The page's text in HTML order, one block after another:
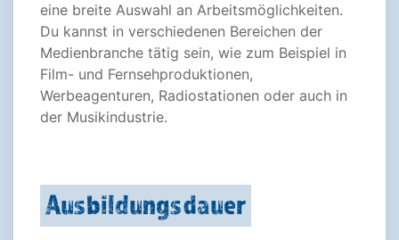
eine breite Auswahl an Arbeitsmöglichkeiten.
Du kannst in verschiedenen Bereichen der
Medienbranche tätig sein, wie zum Beispiel in
Film- und Fernsehproduktionen,
Werbeagenturen, Radiostationen oder auch in
der Musikindustrie.
Ausbildungsdauer